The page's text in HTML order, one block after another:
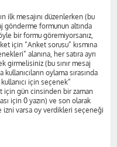
ilk mesajını düzenlerken (bu
gönderme formunun altında
bir formu göremiyorsanız,
için “Anket sorusu” kısmına
alanına, her satıra ayrı
girmelisiniz (bu sınır mesaj
oylama sırasında
için seçenek”
için gün cinsinden bir zaman
için 0 yazın) ve son olarak
izni varsa oy verdikleri seçeneği